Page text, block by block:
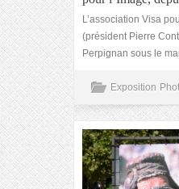
L’association Visa
(président Pierre
Perpignan sous le
Exposition